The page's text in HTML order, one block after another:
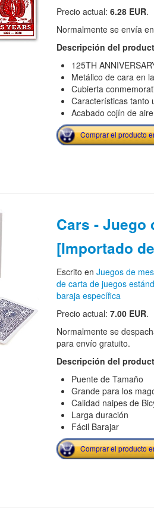
Precio actual: 6.28 EUR.
Normalmente se envía
Descripción del
125TH
Metálico de cara en
Cubierta
Características tanto
Acabado cojín de aire
Comprar el producto
Cars - Juego
[Importado
Escrito en Juegos de
de carta de juegos
baraja específica
Precio actual: 7.00 EUR.
Normalmente se
para envío gratuito.
Descripción del
Puente de Tamaño
Grande para los
Calidad naipes de
Larga duración
Fácil Barajar
Comprar el producto